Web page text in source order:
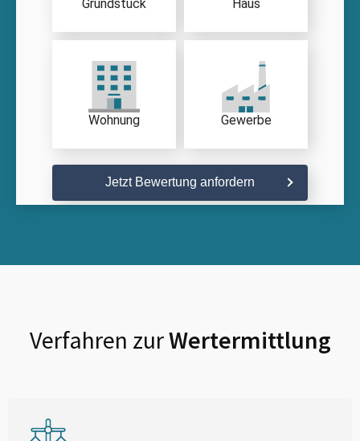
Grundstück Haus
Wohnung Gewerbe
Jetzt Bewertung anfordern
Verfahren zurWertermittlung